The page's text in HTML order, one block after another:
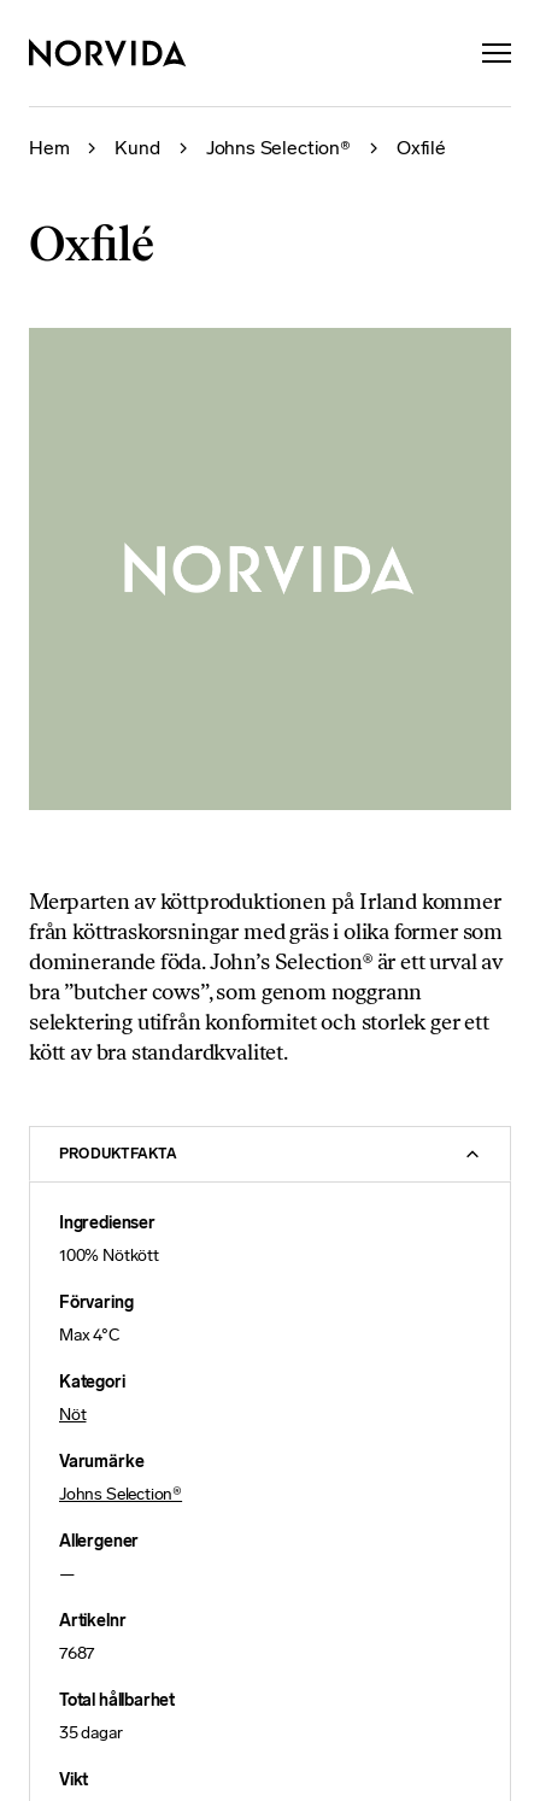
Hem Kund Johns Selection® Oxfilé
Oxfilé
Merparten av köttproduktionen på Irland kommer
från köttraskorsningar med gräs i olika former som
dominerande föda. John’s Selection® är ett urval av
bra ”butcher cows”, som genom noggrann
selektering utifrån konformitet och storlek ger ett
kött av bra standardkvalitet.
PRODUKTFAKTA
Ingredienser
100% Nötkött
Förvaring
Max 4°C
Kategori
Nöt
Varumärke
Johns Selection®
Allergener
—
Artikelnr
7687
Total hållbarhet
35 dagar
Vikt